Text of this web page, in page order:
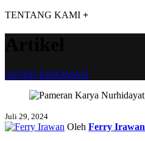
TENTANG KAMI +
GESER KEBAWAH
Juli 29, 2024
Oleh Ferry Irawan